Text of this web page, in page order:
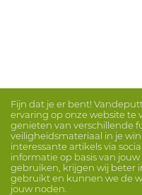
Fijn dat je er bent!
ervaring op onze website te
genieten van verschillende
veiligheidsmateriaal in je
interessante artikels via
informatie op basis van
gebruiken, krijgen wij beter
gebruikt en kunnen we de
jouw noden.